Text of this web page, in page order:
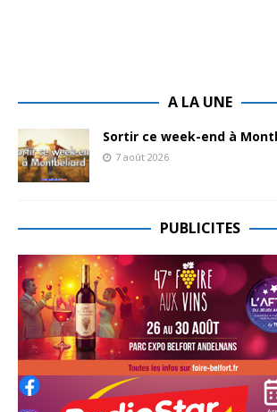
A LA UNE
Sortir ce week-end à
7 août 2026
PUBLICITES